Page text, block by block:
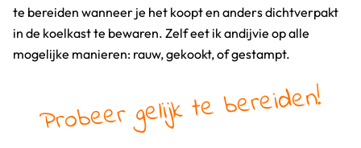
te bereiden wanneer je het koopt en anders dichtverpakt
in de koelkast te bewaren. Zelf eet ik andijvie op alle
mogelijke manieren: rauw, gekookt, of gestampt.
Probeer gelijk te bereiden!